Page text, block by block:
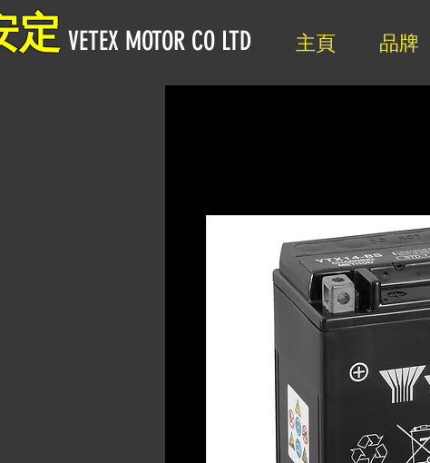
主頁 品牌
定 VETEX MOTOR CO LTD